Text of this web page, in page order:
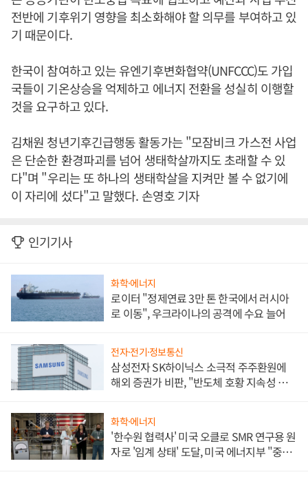
전반에 기후위기 영향을 최소화해야 할 의무를 부여하고 있
기 때문이다.
한국이 참여하고 있는 유엔기후변화협약(UNFCCC)도 가입
국들이 기온상승을 억제하고 에너지 전환을 성실히 이행할
것을 요구하고 있다.
김채원 청년기후긴급행동 활동가는 "모잠비크 가스전 사업
은 단순한 환경파괴를 넘어 생태학살까지도 초래할 수 있
다"며 "우리는 또 하나의 생태학살을 지켜만 볼 수 없기에
이 자리에 섰다"고 말했다. 손영호 기자
인기기사
화학·에너지
로이터 "정제연료 3만 톤 한국에서 러시아
로 이동", 우크라이나의 공격에 수요 늘어
전자·전기·정보통신
삼성전자 SK하이닉스 소극적 주주환원에
해외 증권가 비판, "반도체 호황 지속성 의
화학·에너지
'한수원 협력사' 미국 오클로 SMR 연구용 원
자로 '임계 상태' 도달, 미국 에너지부 "중요